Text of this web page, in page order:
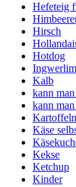
Hefeteig
Hirsch
Hotdog
Kalb
kann
kann
Kartoffeln
Käse
Kekse
Ketchup
Kinder